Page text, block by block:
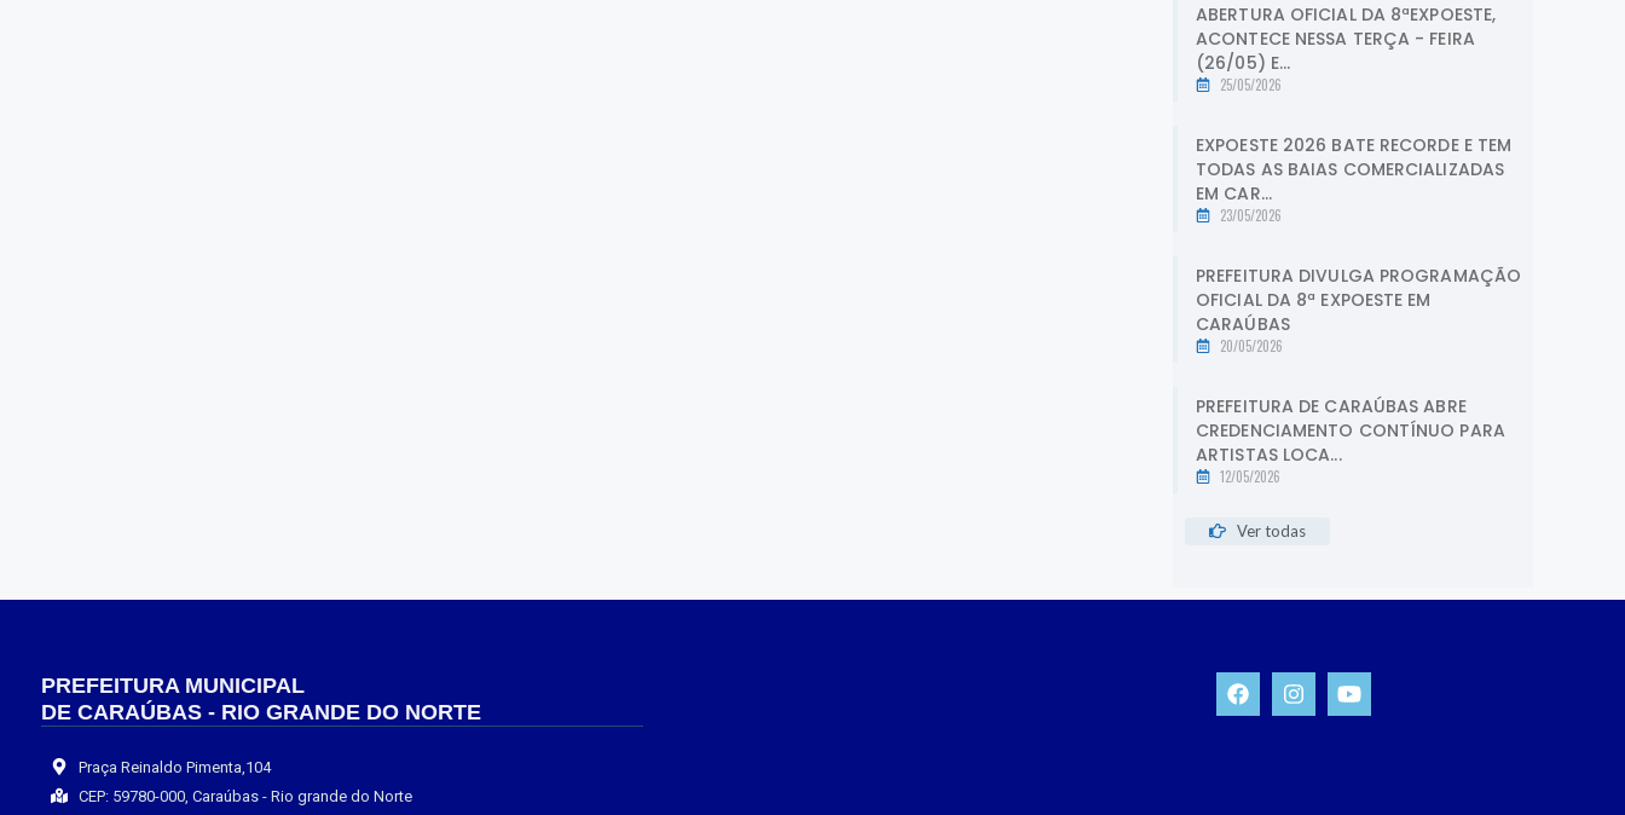
ABERTURA OFICIAL DA 8ªEXPOESTE,
ACONTECE NESSA TERÇA - FEIRA
(26/05) E...
25/05/2026
EXPOESTE 2026 BATE RECORDE E TEM
TODAS AS BAIAS COMERCIALIZADAS
EM CAR...
23/05/2026
PREFEITURA DIVULGA PROGRAMAÇÃO
OFICIAL DA 8ª EXPOESTE EM
CARAÚBAS
20/05/2026
PREFEITURA DE CARAÚBAS ABRE
CREDENCIAMENTO CONTÍNUO PARA
ARTISTAS LOCA...
12/05/2026
Ver todas
PREFEITURA MUNICIPAL
DE CARAÚBAS - RIO GRANDE DO NORTE
Praça Reinaldo Pimenta,104
CEP: 59780-000, Caraúbas - Rio grande do Norte